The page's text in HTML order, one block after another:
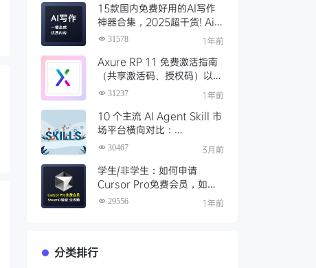
15款国内免费好用的AI写作
神器合集，2025超干货! Ai
写作工具推荐，支持论文长文
31578 1年前
Axure RP 11 免费激活指南
（共享激活码、授权码）以及
永久激活方法分享
31237 1年前
10 个主流 AI Agent Skill 市
场平台横向对比：
Clawhub、Skillsmp、
30467 3月前
学生/非学生：如何申请
Cursor Pro免费会员，如何
通过SheerID验证快速激活全
29556 1年前
分类排行